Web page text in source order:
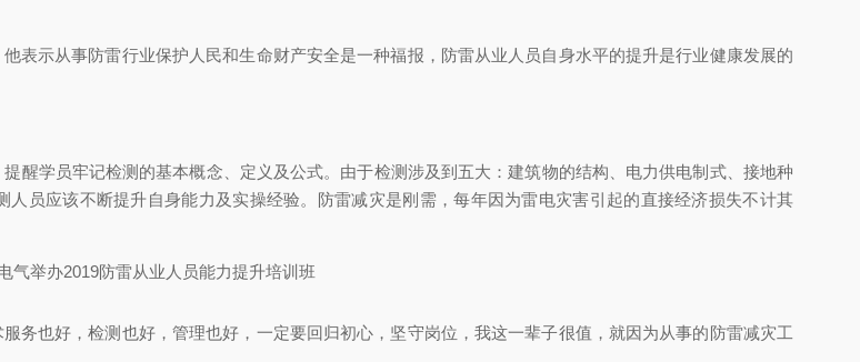
表示从事防雷行业保护人民和生命财产安全是一种福报，防雷从业人员自身水平的提升是行业健康发展的
醒学员牢记检测的基本概念、定义及公式。由于检测涉及到五大：建筑物的结构、电力供电制式、接地种
员应该不断提升自身能力及实操经验。防雷减灾是刚需，每年因为雷电灾害引起的直接经济损失不计其
务也好，检测也好，管理也好，一定要回归初心，坚守岗位，我这一辈子很值，就因为从事的防雷减灾工